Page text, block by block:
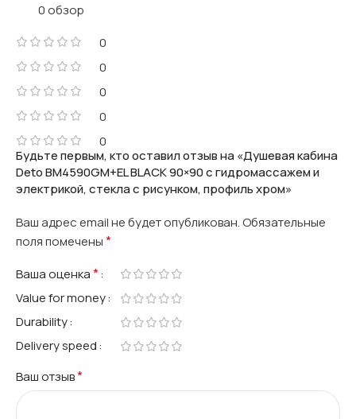
0 обзор
0
0
0
0
0
Будьте первым, кто оставил отзыв на «Душевая кабина
Deto BM4590GM+EL BLACK 90×90 с гидромассажем и
электрикой, стекла с рисунком, профиль хром»
Ваш адрес email не будет опубликован.Обязательные
поля помечены*
Ваша оценка*
Value for money
Durability
Delivery speed
Ваш отзыв*